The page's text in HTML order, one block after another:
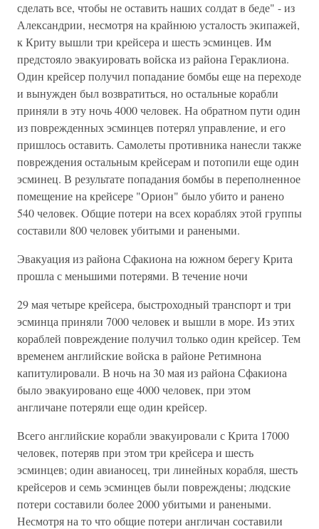
сделать все, чтобы не оставить наших солдат в беде" - из
Александрии, несмотря на крайнюю усталость экипажей,
к Криту вышли три крейсера и шесть эсминцев. Им
предстояло эвакуировать войска из района Гераклиона.
Один крейсер получил попадание бомбы еще на переходе
и вынужден был возвратиться, но остальные корабли
приняли в эту ночь 4000 человек. На обратном пути один
из поврежденных эсминцев потерял управление, и его
пришлось оставить. Самолеты противника нанесли также
повреждения остальным крейсерам и потопили еще один
эсминец. В результате попадания бомбы в переполненное
помещение на крейсере "Орион" было убито и ранено
540 человек. Общие потери на всех кораблях этой группы
составили 800 человек убитыми и ранеными.
Эвакуация из района Сфакиона на южном берегу Крита
прошла с меньшими потерями. В течение ночи
29 мая четыре крейсера, быстроходный транспорт и три
эсминца приняли 7000 человек и вышли в море. Из этих
кораблей повреждение получил только один крейсер. Тем
временем английские войска в районе Ретимнона
капитулировали. В ночь на 30 мая из района Сфакиона
было эвакуировано еще 4000 человек, при этом
англичане потеряли еще один крейсер.
Всего английские корабли эвакуировали с Крита 17000
человек, потеряв при этом три крейсера и шесть
эсминцев; один авианосец, три линейных корабля, шесть
крейсеров и семь эсминцев были повреждены; людские
потери составили более 2000 убитыми и ранеными.
Несмотря на то что общие потери англичан составили